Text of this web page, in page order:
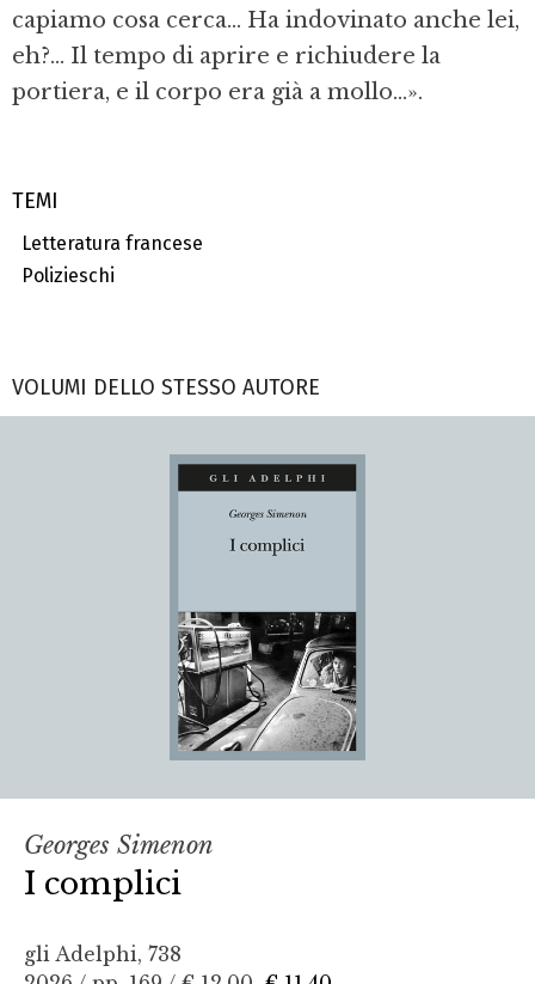
TEMI
Letteratura francese
Polizieschi
capiamo cosa cerca... Ha indovinato anche lei,
eh?... Il tempo di aprire e richiudere la
portiera, e il corpo era già a mollo...».
VOLUMI DELLO STESSO AUTORE
Georges Simenon
I complici
gli Adelphi, 738